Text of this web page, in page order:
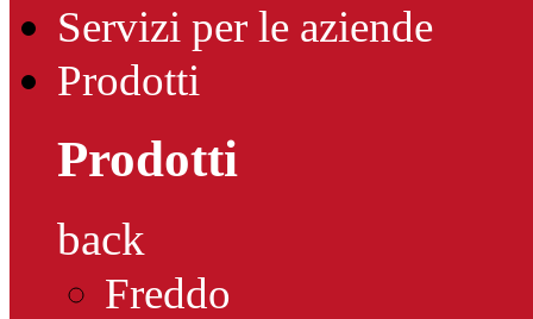
Servizi per le aziende
Prodotti
Prodotti
back
Freddo